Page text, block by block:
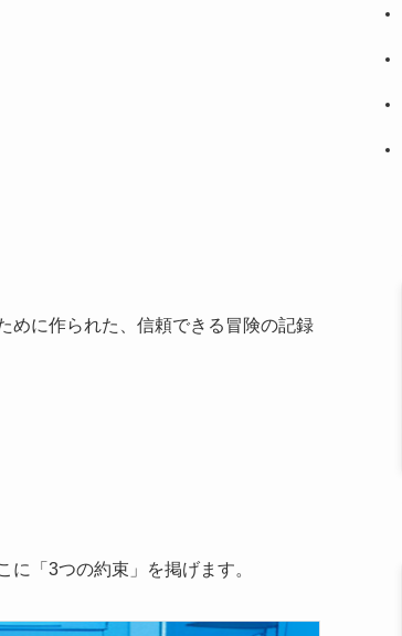
めに作られた、信頼できる冒険の記録
「3つの約束」を掲げます。